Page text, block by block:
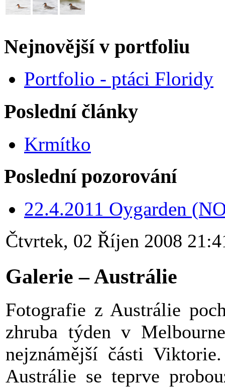
Nejnovější v portfoliu
Portfolio - ptáci Floridy
Poslední články
Krmítko
Poslední pozorování
22.4.2011 Oygarden
Čtvrtek, 02 Říjen 2008
Galerie – Austrálie
Fotografie z Austrálie
zhruba týden v
nejznámější části
Austrálie se teprve